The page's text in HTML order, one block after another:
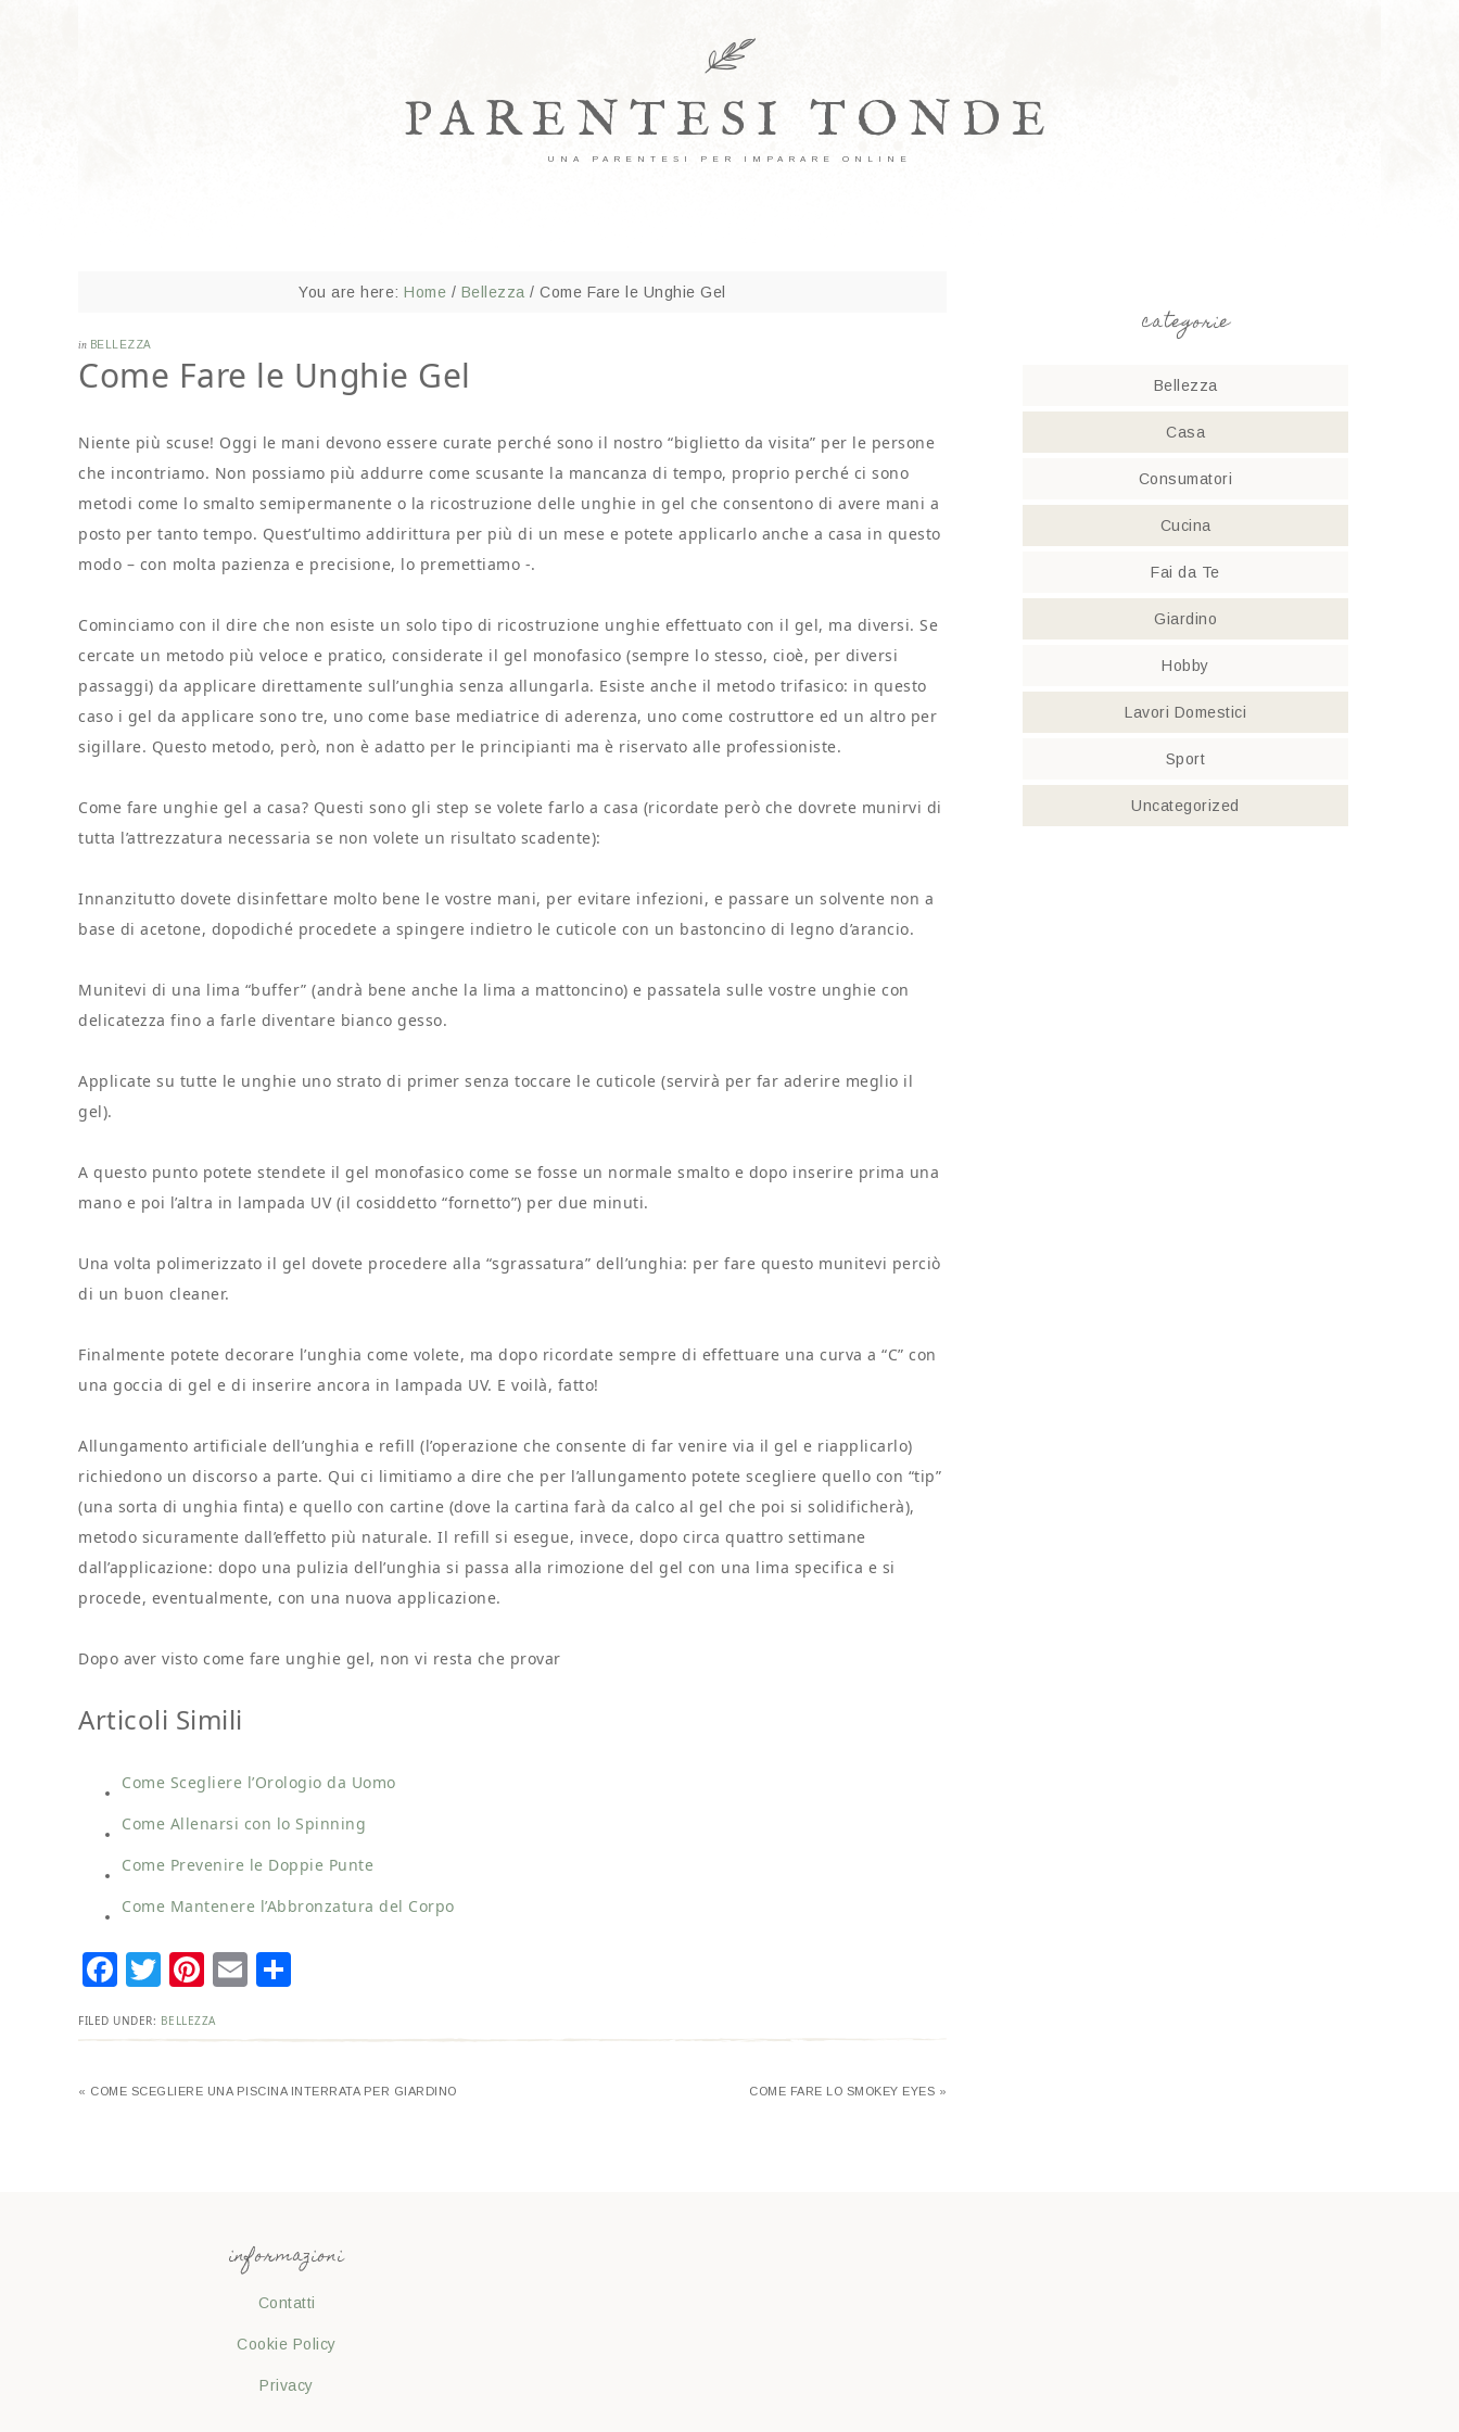
PARENTESI TONDE
UNA PARENTESI PER IMPARARE ONLINE
You are here:Home / Bellezza / Come Fare le Unghie Gel
in BELLEZZA
Come Fare le Unghie Gel
Niente più scuse! Oggi le mani devono essere curate perché sono il nostro “biglietto da visita” per le persone
che incontriamo. Non possiamo più addurre come scusante la mancanza di tempo, proprio perché ci sono
metodi come lo smalto semipermanente o la ricostruzione delle unghie in gel che consentono di avere mani a
posto per tanto tempo. Quest’ultimo addirittura per più di un mese e potete applicarlo anche a casa in questo
modo – con molta pazienza e precisione, lo premettiamo -.
Cominciamo con il dire che non esiste un solo tipo di ricostruzione unghie effettuato con il gel, ma diversi. Se
cercate un metodo più veloce e pratico, considerate il gel monofasico (sempre lo stesso, cioè, per diversi
passaggi) da applicare direttamente sull’unghia senza allungarla. Esiste anche il metodo trifasico: in questo
caso i gel da applicare sono tre, uno come base mediatrice di aderenza, uno come costruttore ed un altro per
sigillare. Questo metodo, però, non è adatto per le principianti ma è riservato alle professioniste.
Come fare unghie gel a casa? Questi sono gli step se volete farlo a casa (ricordate però che dovrete munirvi di
tutta l’attrezzatura necessaria se non volete un risultato scadente):
Innanzitutto dovete disinfettare molto bene le vostre mani, per evitare infezioni, e passare un solvente non a
base di acetone, dopodiché procedete a spingere indietro le cuticole con un bastoncino di legno d’arancio.
Munitevi di una lima “buffer” (andrà bene anche la lima a mattoncino) e passatela sulle vostre unghie con
delicatezza fino a farle diventare bianco gesso.
Applicate su tutte le unghie uno strato di primer senza toccare le cuticole (servirà per far aderire meglio il
gel).
A questo punto potete stendete il gel monofasico come se fosse un normale smalto e dopo inserire prima una
mano e poi l’altra in lampada UV (il cosiddetto “fornetto”) per due minuti.
Una volta polimerizzato il gel dovete procedere alla “sgrassatura” dell’unghia: per fare questo munitevi perciò
di un buon cleaner.
Finalmente potete decorare l’unghia come volete, ma dopo ricordate sempre di effettuare una curva a “C” con
una goccia di gel e di inserire ancora in lampada UV. E voilà, fatto!
Allungamento artificiale dell’unghia e refill (l’operazione che consente di far venire via il gel e riapplicarlo)
richiedono un discorso a parte. Qui ci limitiamo a dire che per l’allungamento potete scegliere quello con “tip”
(una sorta di unghia finta) e quello con cartine (dove la cartina farà da calco al gel che poi si solidificherà),
metodo sicuramente dall’effetto più naturale. Il refill si esegue, invece, dopo circa quattro settimane
dall’applicazione: dopo una pulizia dell’unghia si passa alla rimozione del gel con una lima specifica e si
procede, eventualmente, con una nuova applicazione.
Dopo aver visto come fare unghie gel, non vi resta che provar
Articoli Simili
Come Scegliere l’Orologio da Uomo
Come Allenarsi con lo Spinning
Come Prevenire le Doppie Punte
Come Mantenere l’Abbronzatura del Corpo
Facebook
Twitter
Pinterest
Email
FILED UNDER: BELLEZZA
« COME SCEGLIERE UNA PISCINA INTERRATA PER GIARDINO COME FARE LO SMOKEY EYES »
categorie
Bellezza
Casa
Consumatori
Cucina
Fai da Te
Giardino
Hobby
Lavori Domestici
Sport
Uncategorized
informazioni
Contatti
Cookie Policy
Privacy